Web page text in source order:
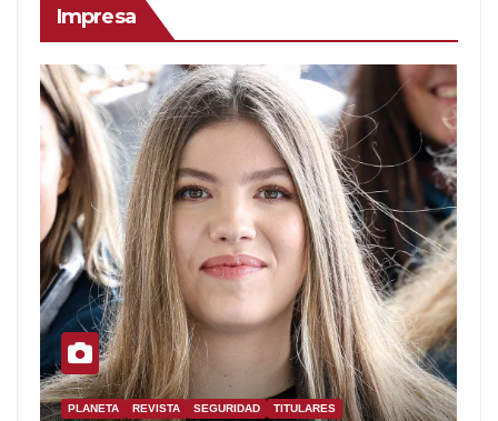
Impresa
PLANETA REVISTA SEGURIDAD TITULARES